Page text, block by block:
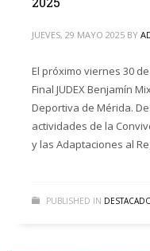
JUEVES, 29 MAYO 2025 BY
El próximo viernes 30
Final JUDEX Benjamín
Deportiva de Mérida.
actividades de la
y las Adaptaciones al
PUBLISHED IN